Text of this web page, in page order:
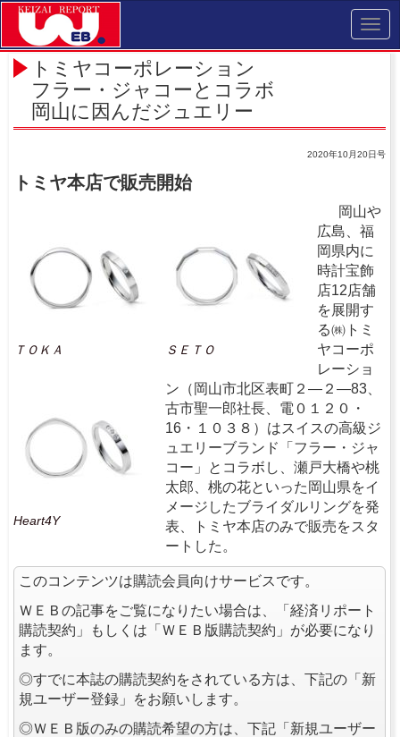
トミヤコーポレーション
フラー・ジャコーとコラボ
岡山に因んだジュエリー
2020年10月20日号
トミヤ本店で販売開始
ＴＯＫＡ ＳＥＴＯ
Heart4Y
岡山や
広島、福
岡県内に
時計宝飾
店12店舗
を展開す
る㈱トミ
ヤコーポ
レーショ
ン（岡山市北区表町２―２―83、
古市聖一郎社長、電０１２０・
16・１０３８）はスイスの高級ジ
ュエリーブランド「フラー・ジャ
コー」とコラボし、瀬戸大橋や桃
太郎、桃の花といった岡山県をイ
メージしたブライダルリングを発
表、トミヤ本店のみで販売をスタ
ートした。
このコンテンツは購読会員向けサービスです。
ＷＥＢの記事をご覧になりたい場合は、「経済リポート
購読契約」もしくは「ＷＥＢ版購読契約」が必要になり
ます。
◎すでに本誌の購読契約をされている方は、下記の「新
規ユーザー登録」をお願いします。
◎ＷＥＢ版のみの購読希望の方は、下記「新規ユーザー